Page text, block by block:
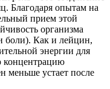
Благодаря опытам на
прием этой
организма
боли). Как и лейцин,
энергии для
концентрацию
меньше устает после